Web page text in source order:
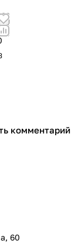
комментарий
60